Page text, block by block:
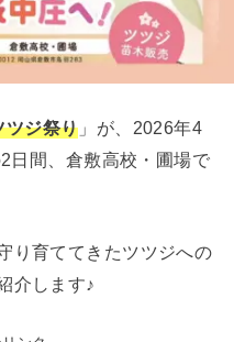
ツジ祭り 」が、2026年4
日間、倉敷高校・圃場で
り育ててきたツツジへの
介します♪